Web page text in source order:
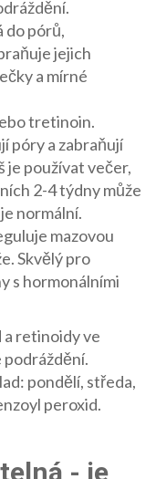
do pórů,
jejich
a mírné
tretinoin.
póry a zabraňují
je používat večer,
2-4 týdny může
normální.
mazovou
Skvělý pro
s hormonálními
a retinoidy ve
podráždění.
pondělí, středa,
peroxid.
- je